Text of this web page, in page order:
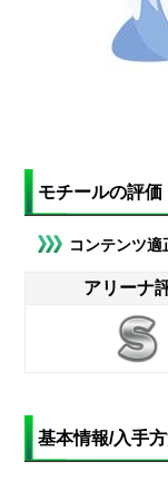
モチールの評価
コンテンツ適
アリーナ
基本情報/入手